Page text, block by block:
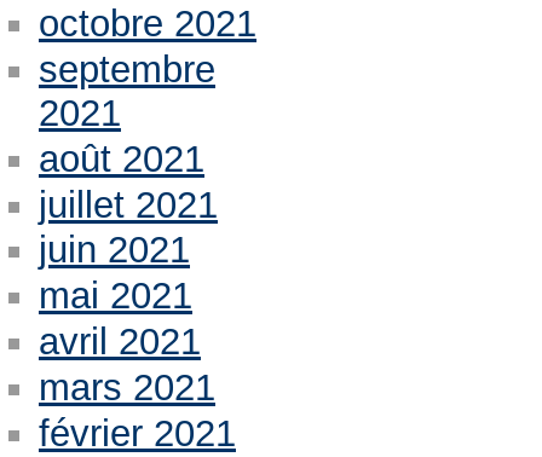
octobre 2021
septembre
2021
août 2021
juillet 2021
juin 2021
mai 2021
avril 2021
mars 2021
février 2021